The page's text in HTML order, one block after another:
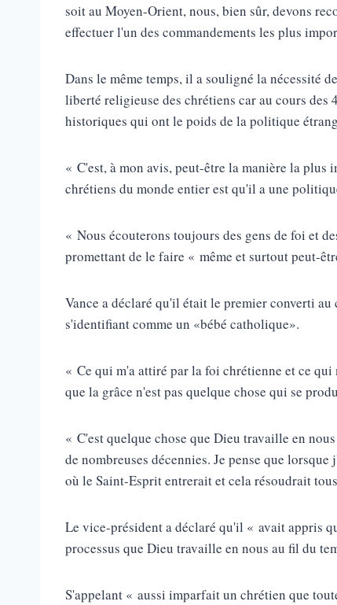
soit au Moyen-Orient, nous, bien sûr, devons
effectuer l'un des commandements les plus
Dans le même temps, il a souligné la nécessité
liberté religieuse des chrétiens car au cours des
historiques qui ont le poids de la politique
« C'est, à mon avis, peut-être la manière la plus
chrétiens du monde entier est qu'il a une
« Nous écouterons toujours des gens de foi et
promettant de le faire « même et surtout peut-
Vance a déclaré qu'il était le premier converti
s'identifiant comme un «bébé catholique».
« Ce qui m'a attiré par la foi chrétienne et ce
que la grâce n'est pas quelque chose qui se
« C'est quelque chose que Dieu travaille en
de nombreuses décennies. Je pense que
où le Saint-Esprit entrerait et cela résoudrait
Le vice-président a déclaré qu'il « avait appris
processus que Dieu travaille en nous au fil du
S'appelant « aussi imparfait un chrétien que